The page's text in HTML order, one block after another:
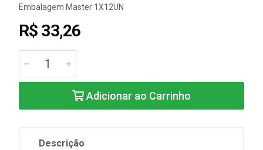
Embalagem Master 1X12UN
R$ 33,26
Adicionar ao Carrinho
Descrição